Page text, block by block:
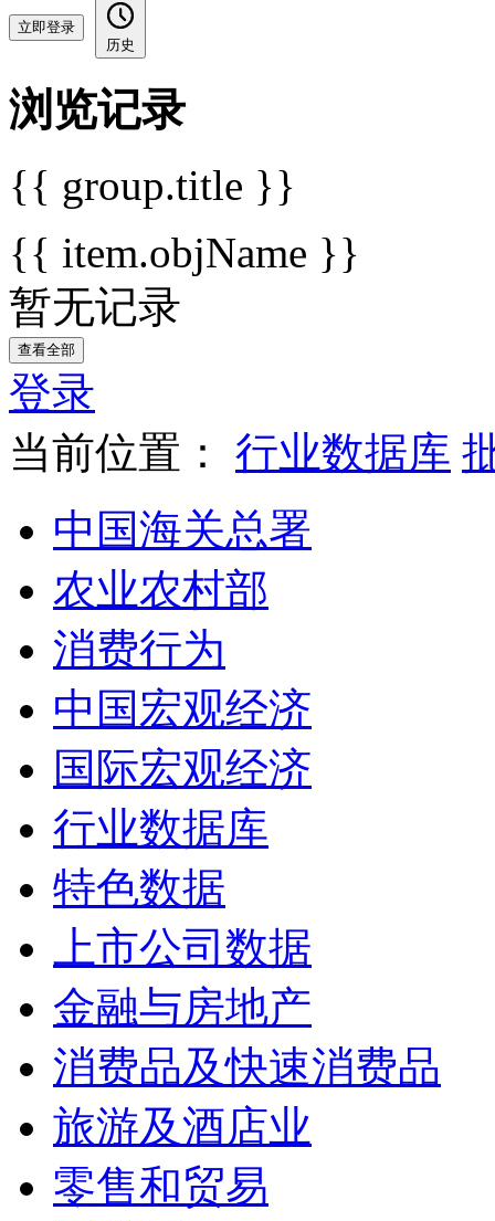
立即登录
历史
浏览记录
{{ group.title }}
{{ item.objName }}
暂无记录
查看全部
登录
当前位置：
行业数据库
中国海关总署
农业农村部
消费行为
中国宏观经济
国际宏观经济
行业数据库
特色数据
上市公司数据
金融与房地产
消费品及快速消费品
旅游及酒店业
零售和贸易